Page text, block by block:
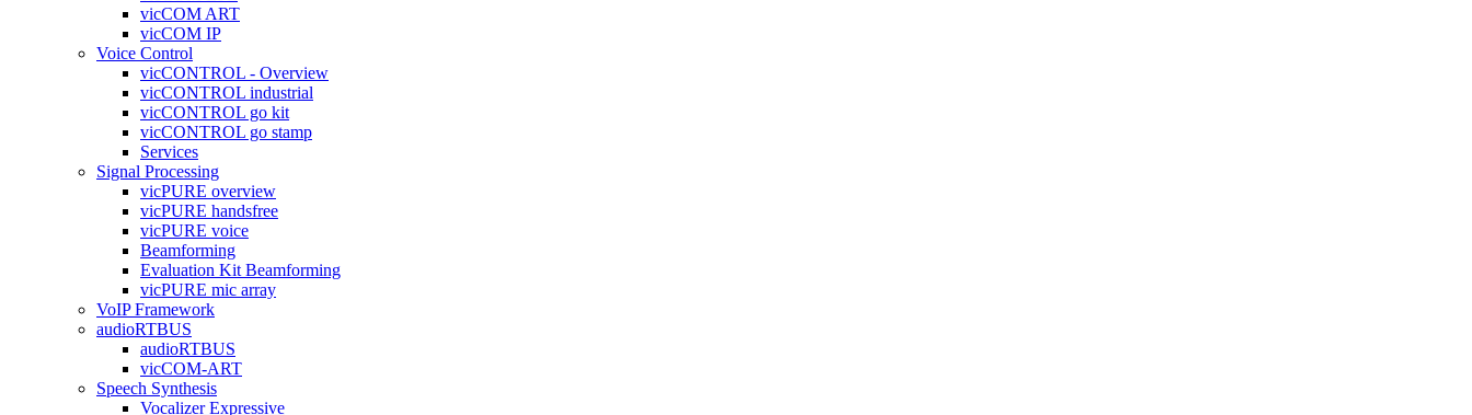
vicCOM ART
vicCOM IP
Voice Control
vicCONTROL - Overview
vicCONTROL industrial
vicCONTROL go kit
vicCONTROL go stamp
Services
Signal Processing
vicPURE overview
vicPURE handsfree
vicPURE voice
Beamforming
Evaluation Kit Beamforming
vicPURE mic array
VoIP Framework
audioRTBUS
audioRTBUS
vicCOM-ART
Speech Synthesis
Vocalizer Expressive